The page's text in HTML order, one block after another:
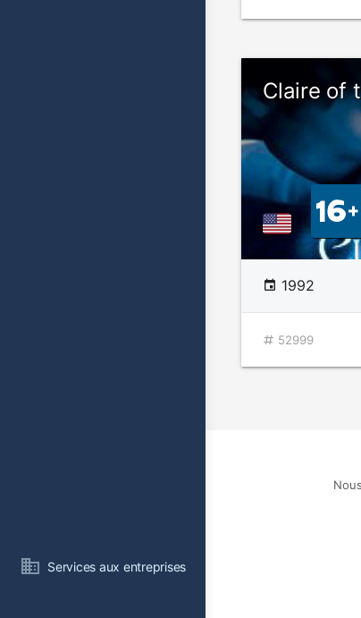
Services aux entreprises
Claire of
1992
52999